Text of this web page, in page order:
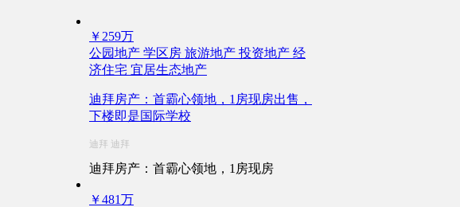
￥259万
公园地产 学区房 旅游地产 投资地产 经
济住宅 宜居生态地产
迪拜房产：首霸心领地，1房现房出售，
下楼即是国际学校
迪拜 迪拜
迪拜房产：首霸心领地，1房现房
￥481万